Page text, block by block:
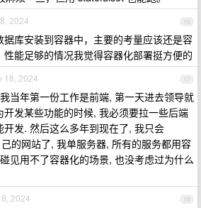
16
2024
库安装到容器中，主要的考量应该还是容
能足够的情况我觉得容器化部署挺方便的
17
18, 2024
当年第一份工作是前端, 第一天进去领导就
发某些功能的时候, 我必须要拉一些后端
开发. 然后这么多年到现在了, 我只会
的网站了, 我单服务器, 所有的服务都用容
见用不了容器化的场景, 也没考虑过为什么
18
2024